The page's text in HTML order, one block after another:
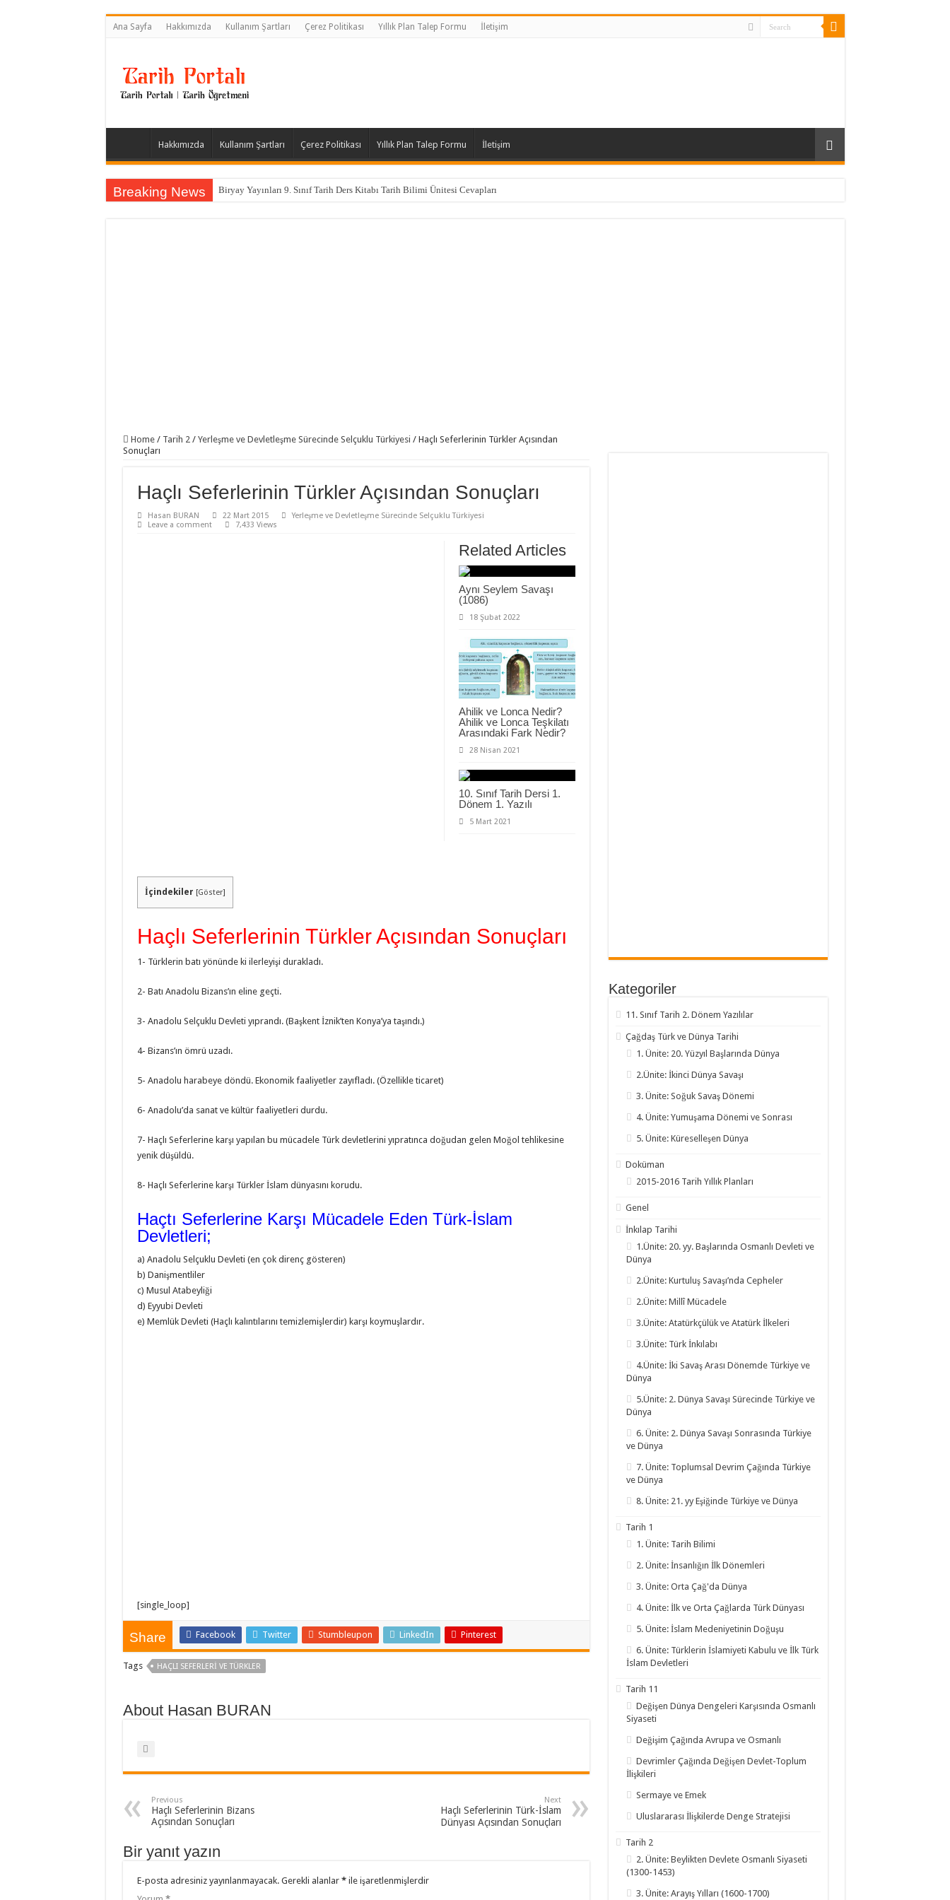
Ana Sayfa Hakkımızda Kullanım Şartları Çerez Politikası Yıllık Plan Talep Formu İletişim
Hakkımızda Kullanım Şartları Çerez Politikası Yıllık Plan Talep Formu İletişim
Breaking News Biryay Yayınları 9. Sınıf Tarih Ders Kitabı Tarih Bilimi Ünitesi Cevapları
Home / Tarih 2 / Yerleşme ve Devletleşme Sürecinde Selçuklu Türkiyesi / Haçlı Seferlerinin Türkler Açısından
Sonuçları
Haçlı Seferlerinin Türkler Açısından Sonuçları
Hasan BURAN 22 Mart 2015
Yerleşme ve Devletleşme Sürecinde Selçuklu Türkiyesi
Leave a comment
7,433 Views
Related Articles
Aynı Seylem Savaşı
(1086)
18 Şubat 2022
Ahilik ve Lonca Nedir?
Ahilik ve Lonca Teşkilatı
Arasındaki Fark Nedir?
28 Nisan 2021
10. Sınıf Tarih Dersi 1.
Dönem 1. Yazılı
5 Mart 2021
İçindekiler [Göster]
Haçlı Seferlerinin Türkler Açısından Sonuçları
1- Türklerin batı yönünde ki ilerleyişi durakladı.
2- Batı Anadolu Bizans’ın eline geçti.
3- Anadolu Selçuklu Devleti yıprandı. (Başkent İznik’ten Konya’ya taşındı.)
4- Bizans’ın ömrü uzadı.
5- Anadolu harabeye döndü. Ekonomik faaliyetler zayıfladı. (Özellikle ticaret)
6- Anadolu’da sanat ve kültür faaliyetleri durdu.
7- Haçlı Seferlerine karşı yapılan bu mücadele Türk devletlerini yıpratınca doğudan gelen Moğol tehlikesine
yenik düşüldü.
8- Haçlı Seferlerine karşı Türkler İslam dünyasını korudu.
Haçtı Seferlerine Karşı Mücadele Eden Türk-İslam
Devletleri;
a) Anadolu Selçuklu Devleti (en çok direnç gösteren)
b) Danişmentliler
c) Musul Atabeyliği
d) Eyyubi Devleti
e) Memlük Devleti (Haçlı kalıntılarını temizlemişlerdir) karşı koymuşlardır.
[single_loop]
Share Facebook Twitter Stumbleupon LinkedIn Pinterest
Tags HAÇLI SEFERLERI VE TÜRKLER
About Hasan BURAN
Previous
Haçlı Seferlerinin Bizans
Açısından Sonuçları
Next
Haçlı Seferlerinin Türk-İslam
Dünyası Açısından Sonuçları
Bir yanıt yazın
E-posta adresiniz yayınlanmayacak. Gerekli alanlar *ile işaretlenmişlerdir
Kategoriler
11. Sınıf Tarih 2. Dönem Yazılılar
Çağdaş Türk ve Dünya Tarihi
1. Ünite: 20. Yüzyıl Başlarında Dünya
2.Ünite: İkinci Dünya Savaşı
3. Ünite: Soğuk Savaş Dönemi
4. Ünite: Yumuşama Dönemi ve Sonrası
5. Ünite: Küreselleşen Dünya
Doküman
2015-2016 Tarih Yıllık Planları
Genel
İnkılap Tarihi
1.Ünite: 20. yy. Başlarında Osmanlı Devleti ve
Dünya
2.Ünite: Kurtuluş Savaşı’nda Cepheler
2.Ünite: Millî Mücadele
3.Ünite: Atatürkçülük ve Atatürk İlkeleri
3.Ünite: Türk İnkılabı
4.Ünite: İki Savaş Arası Dönemde Türkiye ve
Dünya
5.Ünite: 2. Dünya Savaşı Sürecinde Türkiye ve
Dünya
6. Ünite: 2. Dünya Savaşı Sonrasında Türkiye
ve Dünya
7. Ünite: Toplumsal Devrim Çağında Türkiye
ve Dünya
8. Ünite: 21. yy Eşiğinde Türkiye ve Dünya
Tarih 1
1. Ünite: Tarih Bilimi
2. Ünite: İnsanlığın İlk Dönemleri
3. Ünite: Orta Çağ'da Dünya
4. Ünite: İlk ve Orta Çağlarda Türk Dünyası
5. Ünite: İslam Medeniyetinin Doğuşu
6. Ünite: Türklerin İslamiyeti Kabulu ve İlk Türk
İslam Devletleri
Tarih 11
Değişen Dünya Dengeleri Karşısında Osmanlı
Siyaseti
Değişim Çağında Avrupa ve Osmanlı
Devrimler Çağında Değişen Devlet-Toplum
İlişkileri
Sermaye ve Emek
Uluslararası İlişkilerde Denge Stratejisi
Tarih 2
2. Ünite: Beylikten Devlete Osmanlı Siyaseti
(1300-1453)
3. Ünite: Arayış Yılları (1600-1700)